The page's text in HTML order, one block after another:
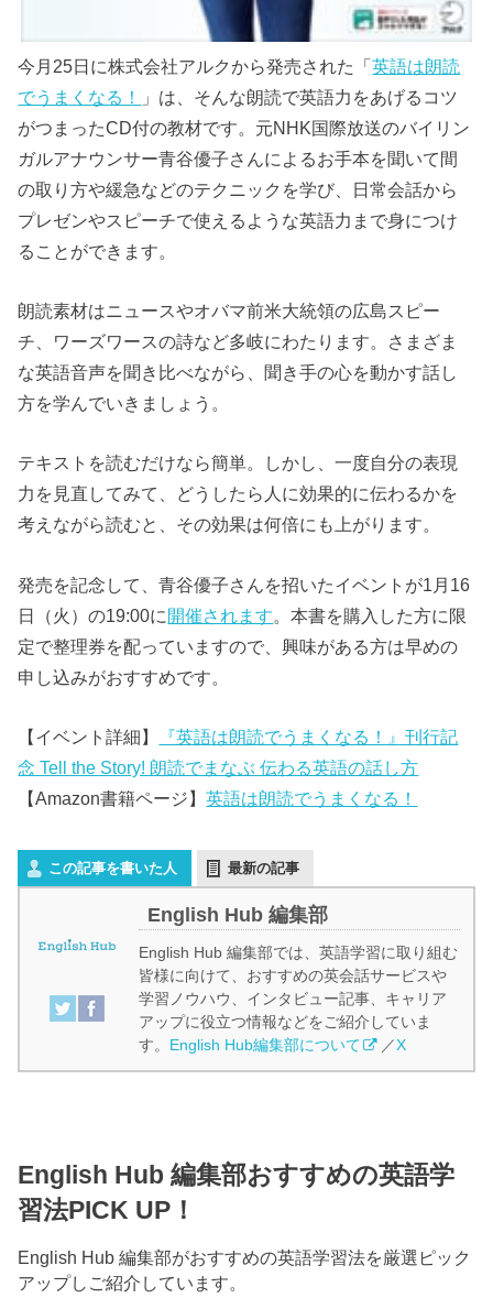
今月25日に株式会社アルクから発売された「英語は朗読
でうまくなる！
」は、そんな朗読で英語力をあげるコツ
がつまったCD付の教材です。元NHK国際放送のバイリン
ガルアナウンサー青谷優子さんによるお手本を聞いて間
の取り方や緩急などのテクニックを学び、日常会話から
プレゼンやスピーチで使えるような英語力まで身につけ
ることができます。
朗読素材はニュースやオバマ前米大統領の広島スピー
チ、ワーズワースの詩など多岐にわたります。さまざま
な英語音声を聞き比べながら、聞き手の心を動かす話し
方を学んでいきましょう。
テキストを読むだけなら簡単。しかし、一度自分の表現
力を見直してみて、どうしたら人に効果的に伝わるかを
考えながら読むと、その効果は何倍にも上がります。
発売を記念して、青谷優子さんを招いたイベントが1月16
日（火）の19:00に開催されます。本書を購入した方に限
定で整理券を配っていますので、興味がある方は早めの
申し込みがおすすめです。
【イベント詳細】
『英語は朗読でうまくなる！』刊行記
念 Tell the Story! 朗読でまなぶ 伝わる英語の話し方
【Amazon書籍ページ】英語は朗読でうまくなる！
この記事を書いた人 最新の記事
English Hub 編集部
English Hub 編集部では、英語学習に取り組む
皆様に向けて、おすすめの英会話サービスや
学習ノウハウ、インタビュー記事、キャリア
アップに役立つ情報などをご紹介していま
す。 English Hub編集部について ／X
English Hub 編集部おすすめの英語学
習法PICK UP！
English Hub 編集部がおすすめの英語学習法を厳選ピック
アップしご紹介しています。